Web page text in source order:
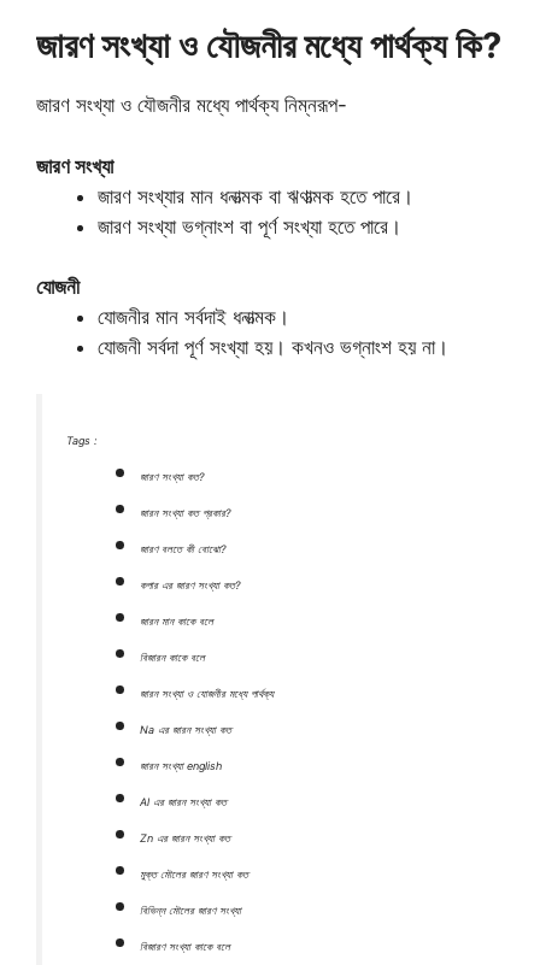
জারণ সংখ্যা ও যৌজনীর মধ্যে পার্থক্য কি?
জারণ সংখ্যা ও যৌজনীর মধ্যে পার্থক্য নিম্নরূপ-
জারণ সংখ্যা
জারণ সংখ্যার মান ধনাত্মক বা ঋণাত্মক হতে পারে।
জারণ সংখ্যা ভগ্নাংশ বা পূর্ণ সংখ্যা হতে পারে।
যোজনী
যোজনীর মান সর্বদাই ধনাত্মক।
যোজনী সর্বদা পূর্ণ সংখ্যা হয়। কখনও ভগ্নাংশ হয় না।
Tags :
জারণ সংখ্যা কত?
জারন সংখ্যা কত প্রকার?
জারণ বলতে কী বোঝো?
কপার এর জারণ সংখ্যা কত?
জারন মান কাকে বলে
বিজারন কাকে বলে
জারন সংখ্যা ও যোজনীর মধ্যে পার্থক্য
Na এর জারন সংখ্যা কত
জারন সংখ্যা english
Al এর জারন সংখ্যা কত
Zn এর জারন সংখ্যা কত
মুক্ত মৌলের জারণ সংখ্যা কত
বিভিন্ন মৌলের জারণ সংখ্যা
বিজারণ সংখ্যা কাকে বলে